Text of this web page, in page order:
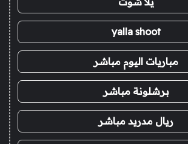
yalla shoot
مباريات اليوم مباشر
برشلونة مباشر
ريال مدريد مباشر